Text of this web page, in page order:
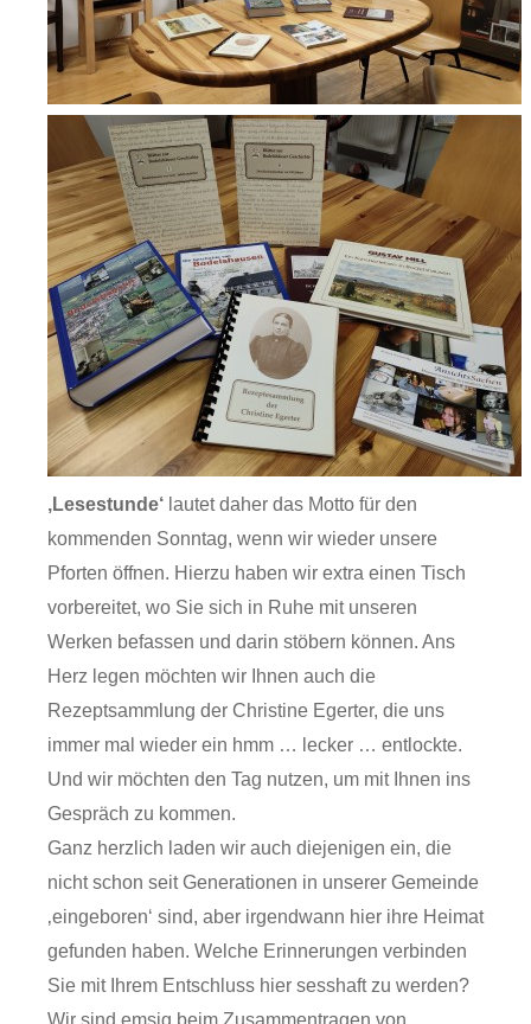
‚Lesestunde‘ lautet daher das Motto für den
kommenden Sonntag, wenn wir wieder unsere
Pforten öffnen. Hierzu haben wir extra einen Tisch
vorbereitet, wo Sie sich in Ruhe mit unseren
Werken befassen und darin stöbern können. Ans
Herz legen möchten wir Ihnen auch die
Rezeptsammlung der Christine Egerter, die uns
immer mal wieder ein hmm … lecker … entlockte.
Und wir möchten den Tag nutzen, um mit Ihnen ins
Gespräch zu kommen.
Ganz herzlich laden wir auch diejenigen ein, die
nicht schon seit Generationen in unserer Gemeinde
‚eingeboren‘ sind, aber irgendwann hier ihre Heimat
gefunden haben. Welche Erinnerungen verbinden
Sie mit Ihrem Entschluss hier sesshaft zu werden?
Wir sind emsig beim Zusammentragen von